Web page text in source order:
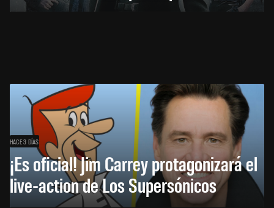
HACE 3 DÍAS
¡Es oficial! Jim Carrey protagonizará el
live-action de Los Supersónicos